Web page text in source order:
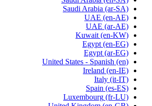
Saudi Arabia (ar-SA)
UAE (en-AE)
UAE (ar-AE)
Kuwait (en-KW)
Egypt (en-EG)
Egypt (ar-EG)
United States - Spanish (en)
Ireland (en-IE)
Italy (it-IT)
Spain (es-ES)
Luxembourg (fr-LU)